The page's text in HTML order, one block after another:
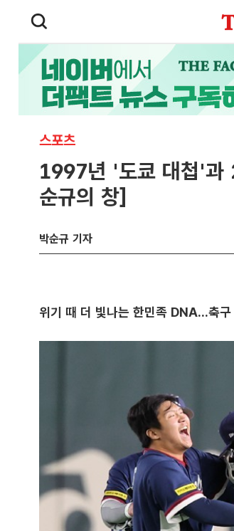
스포츠
1997년 '도쿄 대첩'과
순규의 창]
박순규 기자
위기 때 더 빛나는 한민족 DNA...축